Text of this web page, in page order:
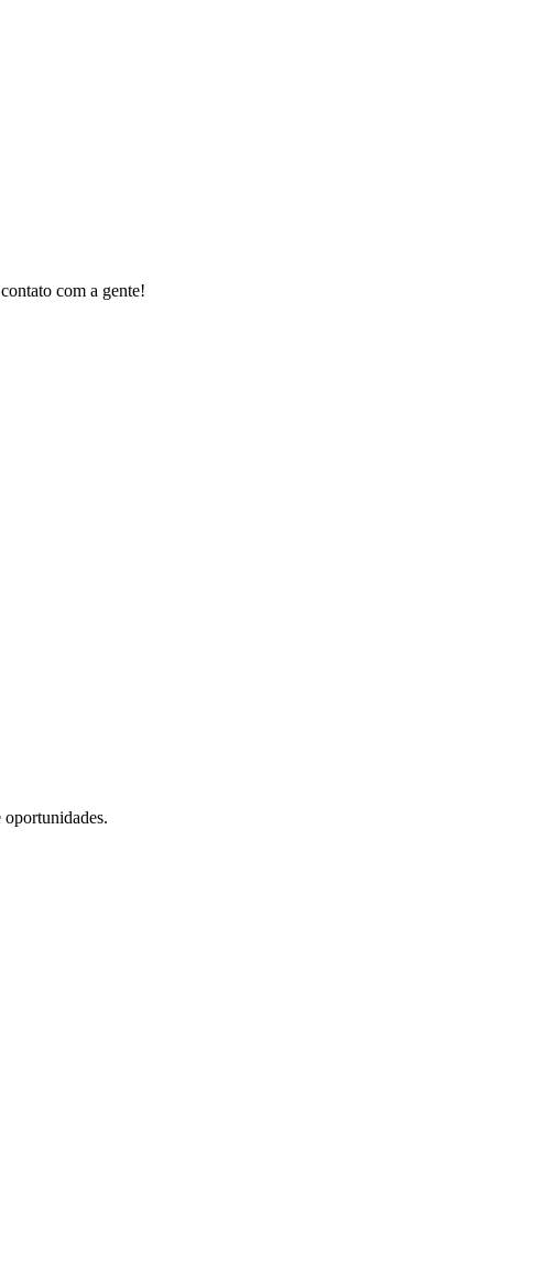
com a gente!
oportunidades.